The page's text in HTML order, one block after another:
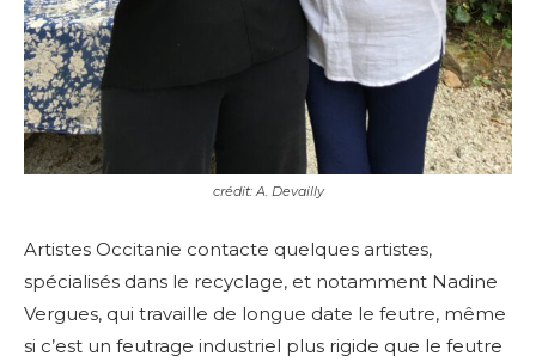
crédit: A. Devailly
Artistes Occitanie contacte quelques artistes,
spécialisés dans le recyclage, et notamment Nadine
Vergues, qui travaille de longue date le feutre, même
si c’est un feutrage industriel plus rigide que le feutre